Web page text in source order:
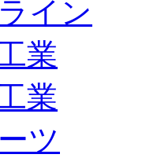
イン
業
業
ツ